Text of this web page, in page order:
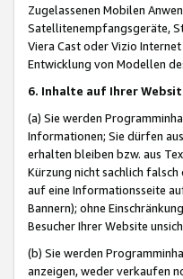
Zugelassenen Mobilen
Satellitenempfangsgeräte,
Viera Cast oder Vizio
Entwicklung von Modellen
6. Inhalte auf Ihrer
(a) Sie werden
Informationen; Sie dürfen
erhalten bleiben bzw. aus
Kürzung nicht sachlich
auf eine Informationsseite
Bannern); ohne
Besucher Ihrer Website
(b) Sie werden
anzeigen, weder verkaufen